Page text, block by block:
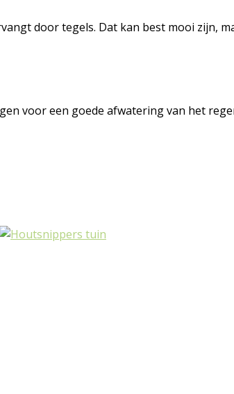
door tegels. Dat kan best mooi zijn,
voor een goede afwatering van het